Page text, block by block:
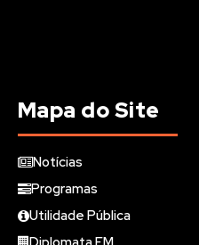
Mapa do Site
Notícias
Programas
Utilidade Pública